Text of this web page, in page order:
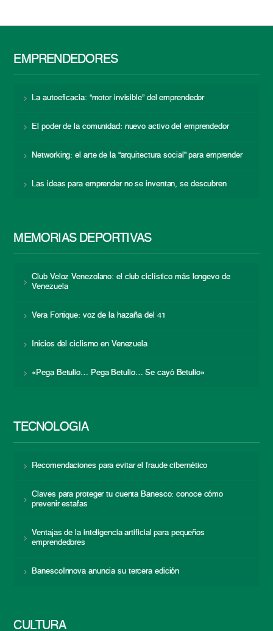
EMPRENDEDORES
La autoeficacia: “motor invisible” del emprendedor
El poder de la comunidad: nuevo activo del emprendedor
Networking: el arte de la “arquitectura social” para emprender
Las ideas para emprender no se inventan, se descubren
MEMORIAS DEPORTIVAS
Club Veloz Venezolano: el club ciclístico más longevo de
Venezuela
Vera Fortique: voz de la hazaña del 41
Inicios del ciclismo en Venezuela
«Pega Betulio… Pega Betulio… Se cayó Betulio»
TECNOLOGÍA
Recomendaciones para evitar el fraude cibernético
Claves para proteger tu cuenta Banesco: conoce cómo
prevenir estafas
Ventajas de la inteligencia artificial para pequeños
emprendedores
BanescoInnova anuncia su tercera edición
CULTURA